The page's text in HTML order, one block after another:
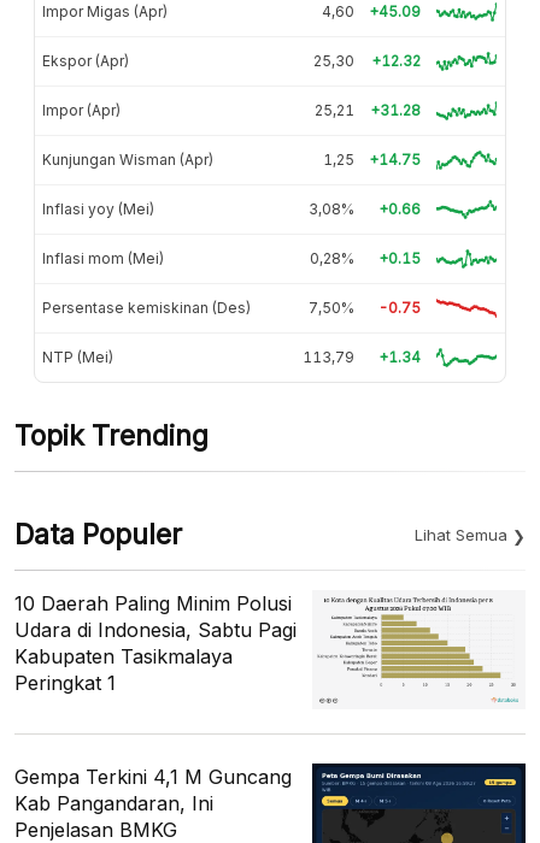
Impor Migas (Apr) 4,60 +45.09
Ekspor (Apr) 25,30 +12.32
Impor (Apr) 25,21 +31.28
Kunjungan Wisman (Apr) 1,25 +14.75
Inflasi yoy (Mei) 3,08% +0.66
Inflasi mom (Mei) 0,28% +0.15
Persentase kemiskinan (Des) 7,50% -0.75
NTP (Mei) 113,79 +1.34
Topik Trending
Data Populer Lihat Semua
10 Daerah Paling Minim Polusi
Udara di Indonesia, Sabtu Pagi
Kabupaten Tasikmalaya
Peringkat 1
Gempa Terkini 4,1 M Guncang
Kab Pangandaran, Ini
Penjelasan BMKG